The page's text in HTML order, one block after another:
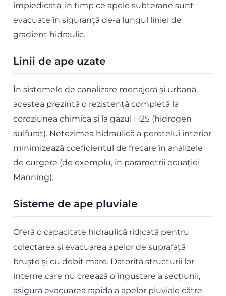
împiedicată, în timp ce apele subterane sunt
evacuate în siguranță de-a lungul liniei de
gradient hidraulic.
Linii de ape uzate
În sistemele de canalizare menajeră și urbană,
acestea prezintă o rezistență completă la
coroziunea chimică și la gazul H2S (hidrogen
sulfurat). Netezimea hidraulică a peretelui interior
minimizează coeficientul de frecare în analizele
de curgere (de exemplu, în parametrii ecuației
Manning).
Sisteme de ape pluviale
Oferă o capacitate hidraulică ridicată pentru
colectarea și evacuarea apelor de suprafață
bruște și cu debit mare. Datorită structurii lor
interne care nu creează o îngustare a secțiunii,
asigură evacuarea rapidă a apelor pluviale către